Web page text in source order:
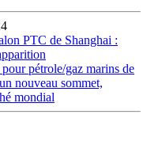
PTC de Shanghai :
pétrole/gaz marins de
nouveau sommet,
mondial